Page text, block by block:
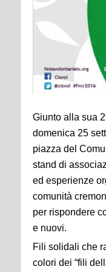
Giunto alla sua
domenica 25
piazza del
stand di
ed esperienze
comunità
per rispondere
e nuovi.
Fili solidali che
colori dei “fili